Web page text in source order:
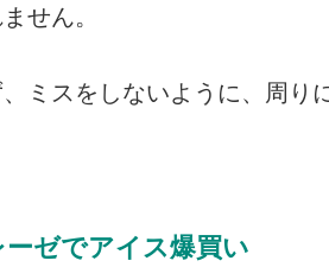
せん。
ミスをしないように、周
ゼでアイス爆買い